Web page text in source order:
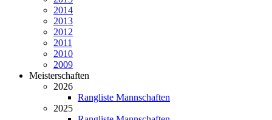
2014
2013
2012
2011
2010
2009
Meisterschaften
2026
Rangliste Mannschaften
2025